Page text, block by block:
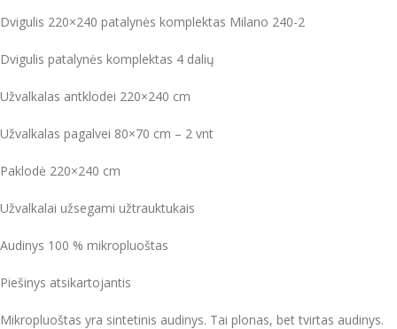
Dvigulis 220×240 patalynės komplektas Milano 240-2
Dvigulis patalynės komplektas 4 dalių
Užvalkalas antklodei 220×240 cm
Užvalkalas pagalvei 80×70 cm – 2 vnt
Paklodė 220×240 cm
Užvalkalai užsegami užtrauktukais
Audinys 100 % mikropluoštas
Piešinys atsikartojantis
Mikropluoštas yra sintetinis audinys. Tai plonas, bet tvirtas audinys.